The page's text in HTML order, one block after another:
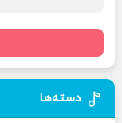
دسته‌ها